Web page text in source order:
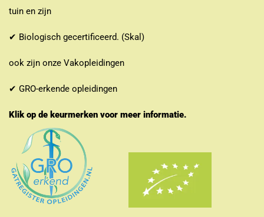
tuin en zijn
✔ Biologisch gecertificeerd. (Skal)
ook zijn onze Vakopleidingen
✔ GRO-erkende opleidingen
Klik op de keurmerken voor meer informatie.